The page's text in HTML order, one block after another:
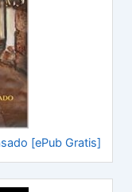
[ePub Gratis]